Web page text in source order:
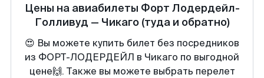
Цены на авиабилеты Форт Лодердейл-
Голливуд — Чикаго (туда и обратно)
😍 Вы можете купить билет без посредников
из ФОРТ-ЛОДЕРДЕЙЛ в Чикаго по выгодной
цене🙌. Также вы можете выбрать перелет